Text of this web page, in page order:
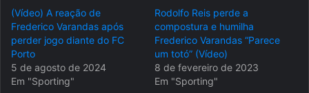
(Vídeo) A reação de
Frederico Varandas após
perder jogo diante do FC
Porto
5 de agosto de 2024
Em "Sporting"
Rodolfo Reis perde a
compostura e humilha
Frederico Varandas “Parece
um totó” (Vídeo)
8 de fevereiro de 2023
Em "Sporting"